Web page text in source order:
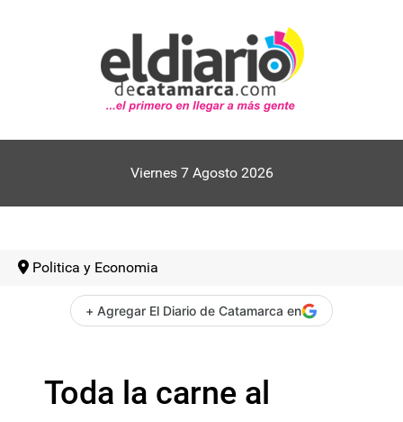
Viernes 7 Agosto 2026
Politica y Economia
+ Agregar El Diario de Catamarca en
Toda la carne al